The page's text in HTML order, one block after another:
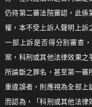
仍待第二審法院審認，此
權，本不受上訴人聲明上
一部上訴是否得分割審查
案，科刑或其他法律效果
所論斷之罪名，甚至第一
重違誤者，則應視為全部
而認為，「科刑或其他法律